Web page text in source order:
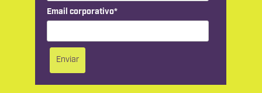
Email corporativo*
Enviar